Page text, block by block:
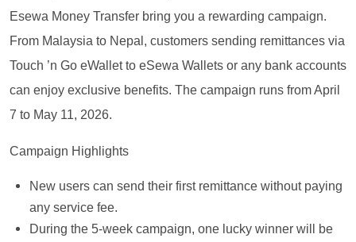
Esewa Money Transfer bring you a rewarding campaign.
From Malaysia to Nepal, customers sending remittances via
Touch ’n Go eWallet to eSewa Wallets or any bank accounts
can enjoy exclusive benefits. The campaign runs from April
7 to May 11, 2026.
Campaign Highlights
New users can send their first remittance without paying
any service fee.
During the 5-week campaign, one lucky winner will be